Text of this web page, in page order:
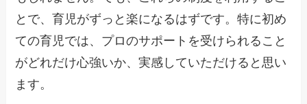
とで、育児がずっと楽になるはずです。特に初め
ての育児では、プロのサポートを受けられること
がどれだけ心強いか、実感していただけると思い
ます。